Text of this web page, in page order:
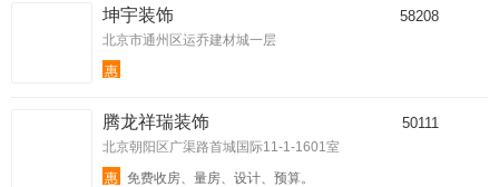
坤宇装饰 58208
北京市通州区运乔建材城一层
惠
腾龙祥瑞装饰 50111
北京朝阳区广渠路首城国际11-1-1601室
惠
免费收房、量房、设计、预算。